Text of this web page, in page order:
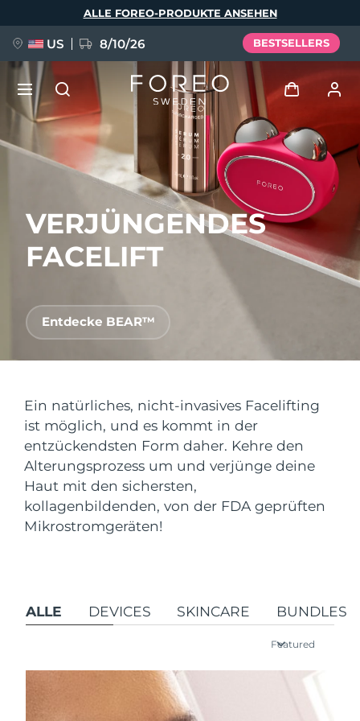
VERJÜNGENDES
FACELIFT
Entdecke BEAR™
Ein natürliches, nicht-invasives Facelifting
ist möglich, und es kommt in der
entzückendsten Form daher. Kehre den
Alterungsprozess um und verjünge deine
Haut mit den sichersten,
kollagenbildenden, von der FDA geprüften
Mikrostromgeräten!
ALLE DEVICES SKINCARE BUNDLES
Featured
ALLE FOREO-PRODUKTE ANSEHEN
US 8/10/26 BESTSELLERS
Anmelden
Benutzerkonto
Meine Geräte
Meine Bestellungen
NEU
FAQ™ Pure Beauty-Tech Elixir
BREAKING NEWS
issa™ Teeth Whitening Set
FAQ™ Dual LED Panel
BELIEBT
Rot-Lichttherapie
Sprache
English Deutsch
Español
Français
Italiano
Português
Türkçe
简体中文
Versandland
Vereinigte Staaten Erwartete Lieferung8/10/26
Vereinigtes
Königreich
Erwartete Lieferung
Spanien Erwartete Lieferung8/9/26
Deutschland Erwartete Lieferung 8/9/26